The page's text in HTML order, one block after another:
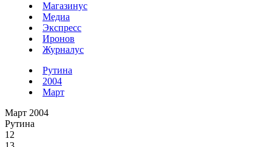
Магазинус
Медиа
Экспресс
Иронов
Журналус
Рутина
2004
Март
Март 2004
Рутина
12